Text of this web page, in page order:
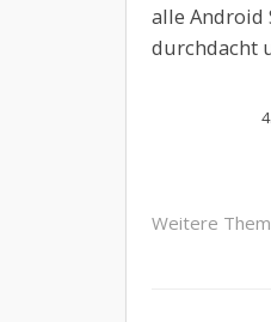
alle Android
durchdacht
Weitere